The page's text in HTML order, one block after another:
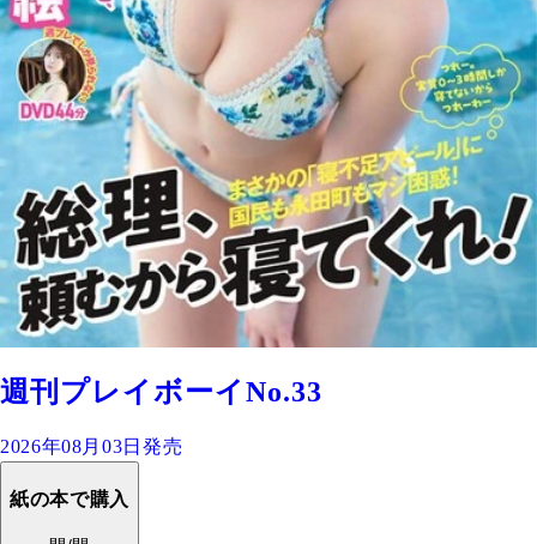
週刊プレイボーイNo.33
2026年08月03日発売
紙の本で購入